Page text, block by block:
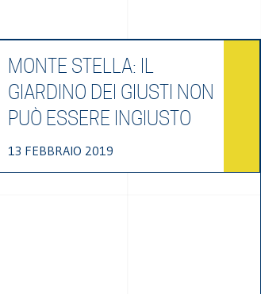
MONTE STELLA: IL
GIARDINO DEI GIUSTI NON
PUÒ ESSERE INGIUSTO
13 FEBBRAIO 2019